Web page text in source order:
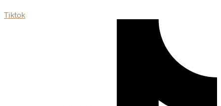
Tiktok